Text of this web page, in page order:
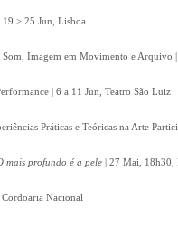
19 > 25 Jun, Lisboa
Imagem em Movimento e Arquivo
| 6 a 11 Jun, Teatro São Luiz
Práticas e Teóricas na Arte
mais profundo é a pele | 27 Mai, 18h30,
Nacional